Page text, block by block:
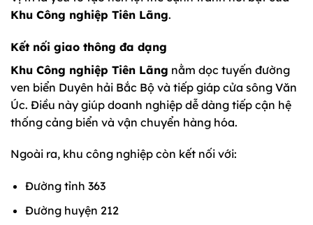
Khu Công nghiệp Tiên Lãng.
Kết nối giao thông đa dạng
Khu Công nghiệp Tiên Lãng nằm dọc tuyến đường
ven biển Duyên hải Bắc Bộ và tiếp giáp cửa sông Văn
Úc. Điều này giúp doanh nghiệp dễ dàng tiếp cận hệ
thống cảng biển và vận chuyển hàng hóa.
Ngoài ra, khu công nghiệp còn kết nối với:
Đường tỉnh 363
Đường huyện 212